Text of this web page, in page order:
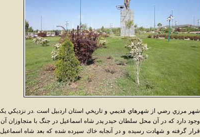
شهر مرزي رضي از شهرهاي قديمي و تاريخي استان اردبيل است .در نزديكي
وجود دارد كه در آن محل سلطان حيدر پدر شاه اسماعيل در جنگ با متجاوزان آن
قرار گرفته و شهادت رسيده و در آنجابه خاك سپرده شده كه بعد شاه